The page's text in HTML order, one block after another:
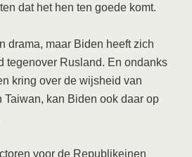
dat het hen ten goede komt.
drama, maar Biden heeft zich
tegenover Rusland. En ondanks
kring over de wijsheid van
Taiwan, kan Biden ook daar op
voor de Republikeinen